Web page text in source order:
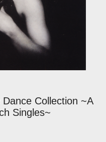
Collection ~A
Singles~